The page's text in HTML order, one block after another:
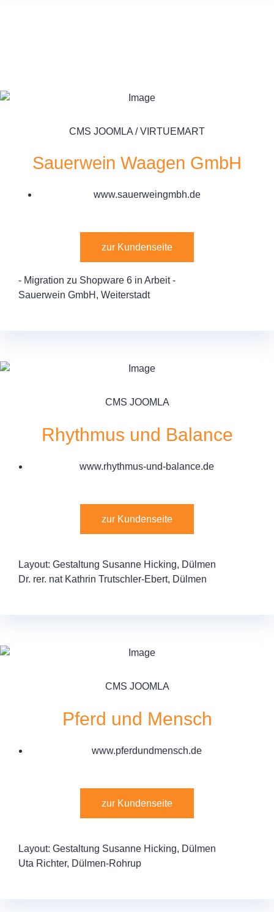
CMS JOOMLA / VIRTUEMART
Sauerwein Waagen GmbH
www.sauerweingmbh.de
zur Kundenseite
- Migration zu Shopware 6 in Arbeit -
Sauerwein GmbH, Weiterstadt
CMS JOOMLA
Rhythmus und Balance
www.rhythmus-und-balance.de
zur Kundenseite
Layout: Gestaltung Susanne Hicking, Dülmen
Dr. rer. nat Kathrin Trutschler-Ebert, Dülmen
CMS JOOMLA
Pferd und Mensch
www.pferdundmensch.de
zur Kundenseite
Layout: Gestaltung Susanne Hicking, Dülmen
Uta Richter, Dülmen-Rohrup